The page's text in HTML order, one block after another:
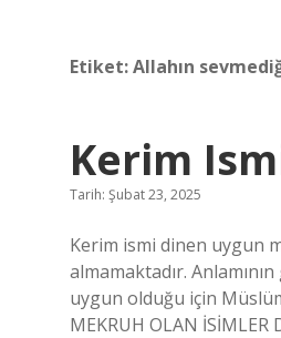
Etiket:Allahın
Kerim
Tarih: Şubat 23, 2025
Kerim ismi dinen uygun
almamaktadır.
uygun olduğu için
MEKRUH OLAN